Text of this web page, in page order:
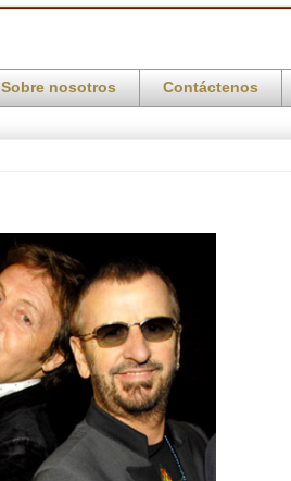
Sobre nosotros Contáctenos